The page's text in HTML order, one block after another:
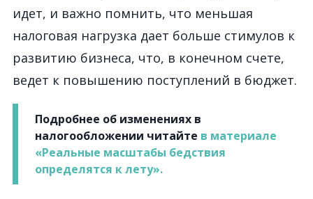
идет, и важно помнить, что меньшая
налоговая нагрузка дает больше стимулов к
развитию бизнеса, что, в конечном счете,
ведет к повышению поступлений в бюджет.
Подробнее об изменениях в
налогообложении читайте в материале
«Реальные масштабы бедствия
определятся к лету».